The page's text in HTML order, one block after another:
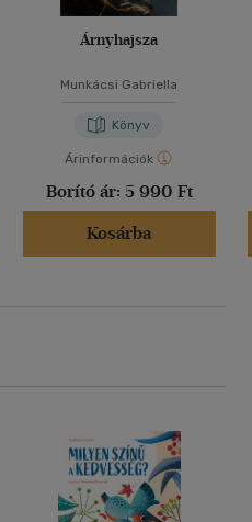
Árnyhajsza
Munkácsi Gabriella
Könyv
Árinformációk
Borító ár: 5 990 Ft
Kosárba